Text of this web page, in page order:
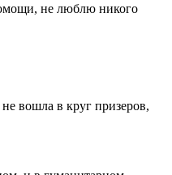
не люблю никого
вошла в круг призеров,